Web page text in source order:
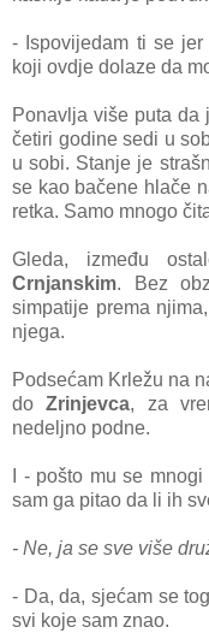
- Ispovijedam ti se
koji ovdje dolaze da
Ponavlja više puta da
četiri godine sedi u
u sobi. Stanje je
se kao bačene hlače
retka. Samo mnogo
Gleda, između
Crnjanskim. Bez
simpatije prema
njega.
Podsećam Krležu na
doZrinjevca, za
nedeljno podne.
I - pošto mu se
sam ga pitao da li ih
- Ne, ja se sve više
- Da, da, sjećam se
svi koje sam znao.